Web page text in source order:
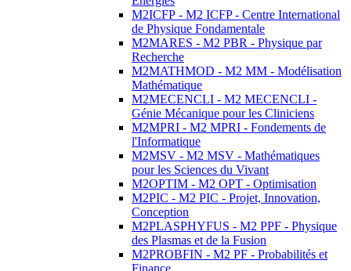
M2ICFP - M2 ICFP - Centre International
de Physique Fondamentale
M2MARES - M2 PBR - Physique par
Recherche
M2MATHMOD - M2 MM - Modélisation
Mathématique
M2MECENCLI - M2 MECENCLI -
Génie Mécanique pour les Cliniciens
M2MPRI - M2 MPRI - Fondements de
l'Informatique
M2MSV - M2 MSV - Mathématiques
pour les Sciences du Vivant
M2OPTIM - M2 OPT - Optimisation
M2PIC - M2 PIC - Projet, Innovation,
Conception
M2PLASPHYFUS - M2 PPF - Physique
des Plasmas et de la Fusion
M2PROBFIN - M2 PF - Probabilités et
Finance